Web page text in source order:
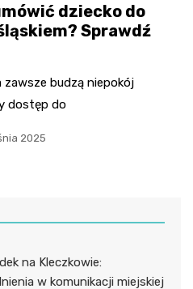
dziecko do
Sprawdź
zawsze budzą niepokój
dostęp do
2025
na Kleczkowie:
w komunikacji miejskiej